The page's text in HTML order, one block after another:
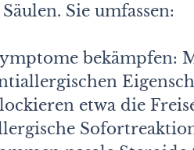
Sie umfassen:
bekämpfen:
etwa die